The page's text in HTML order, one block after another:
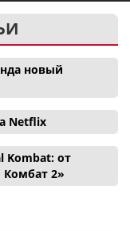
новый
Netflix
Kombat: от
2»